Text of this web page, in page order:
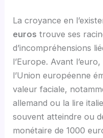
La croyance en
euros trouve ses
d’incompréhensions
l’Europe. Avant
l’Union européenne
valeur faciale,
allemand ou la lire
souvent atteindre ou
monétaire de 1000